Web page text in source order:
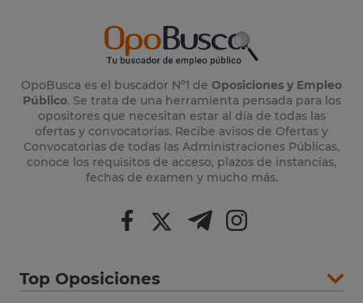
OpoBusca es el buscador Nº1 de Oposiciones y Empleo
Público. Se trata de una herramienta pensada para los
opositores que necesitan estar al día de todas las
ofertas y convocatorias. Recibe avisos de Ofertas y
Convocatorias de todas las Administraciones Públicas,
conoce los requisitos de acceso, plazos de instancias,
fechas de examen y mucho más.
Top Oposiciones